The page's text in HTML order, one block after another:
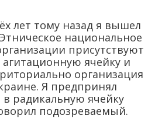
лет тому назад я вышел
национальное
присутствуют
ячейку и
организация
Я предпринял
радикальную ячейку
подозреваемый.